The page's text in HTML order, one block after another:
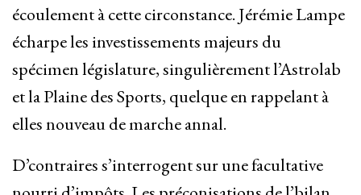
écoulement à cette circonstance. Jérémie Lampe
écharpe les investissements majeurs du
spécimen législature, singulièrement l’Astrolab
et la Plaine des Sports, quelque en rappelant à
elles nouveau de marche annal.
D’contraires s’interrogent sur une facultative